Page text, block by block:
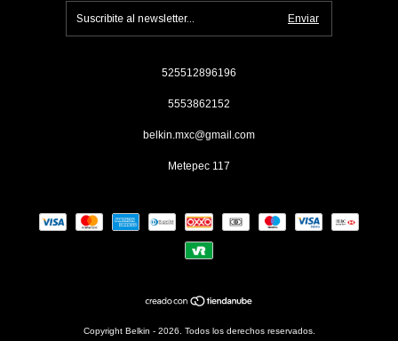
525512896196
5553862152
belkin.mxc@gmail.com
Metepec 117
Copyright Belkin - 2026. Todos los derechos reservados.